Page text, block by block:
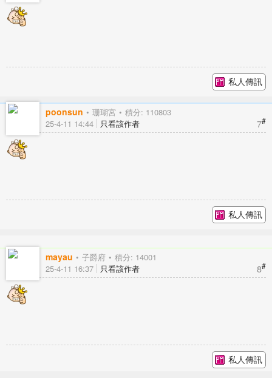
私人傳訊
poonsun 珊瑚宮 積分: 110803
7#
25-4-11 14:44 只看該作者
私人傳訊
mayau 子爵府 積分: 14001
8#
25-4-11 16:37 只看該作者
私人傳訊